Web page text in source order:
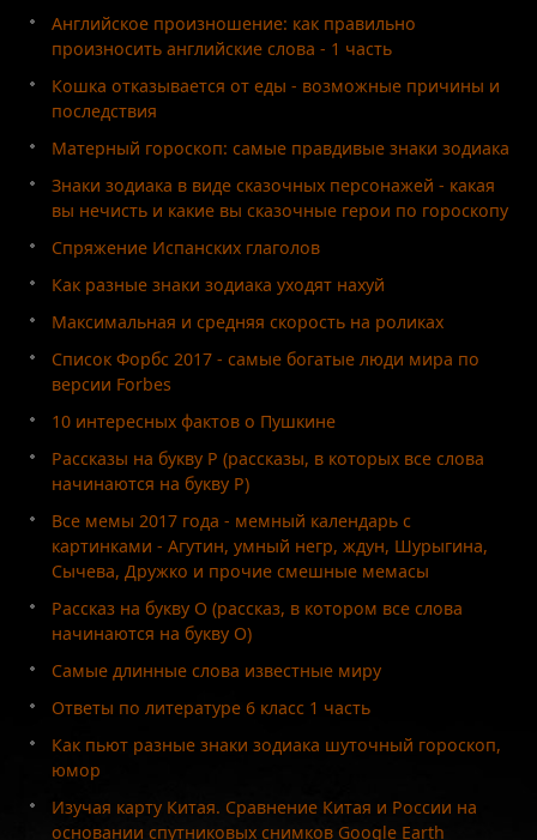
Английское произношение: как правильно
произносить английские слова - 1 часть
Кошка отказывается от еды - возможные причины и
последствия
Матерный гороскоп: самые правдивые знаки зодиака
Знаки зодиака в виде сказочных персонажей - какая
вы нечисть и какие вы сказочные герои по гороскопу
Спряжение Испанских глаголов
Как разные знаки зодиака уходят нахуй
Максимальная и средняя скорость на роликах
Список Форбс 2017 - самые богатые люди мира по
версии Forbes
10 интересных фактов о Пушкине
Рассказы на букву Р (рассказы, в которых все слова
начинаются на букву Р)
Все мемы 2017 года - мемный календарь с
картинками - Агутин, умный негр, ждун, Шурыгина,
Сычева, Дружко и прочие смешные мемасы
Рассказ на букву О (рассказ, в котором все слова
начинаются на букву О)
Самые длинные слова известные миру
Ответы по литературе 6 класс 1 часть
Как пьют разные знаки зодиака шуточный гороскоп,
юмор
Изучая карту Китая. Сравнение Китая и России на
основании спутниковых снимков Google Earth